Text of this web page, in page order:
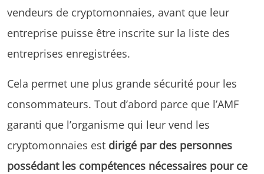
vendeurs de cryptomonnaies, avant que leur
entreprise puisse être inscrite sur la liste des
entreprises enregistrées.
Cela permet une plus grande sécurité pour les
consommateurs. Tout d’abord parce que l’AMF
garanti que l’organisme qui leur vend les
cryptomonnaies est dirigé par des personnes
possédant les compétences nécessaires pour ce